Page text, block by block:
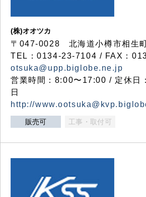
(株)オオツカ
〒047-0028 北海道小樽市相生
TEL：0134-23-7104 / FAX：
otsuka@upp.biglobe.ne.jp
営業時間：8:00〜17:00 / 定休日
日
http://
販売可 工事・取付可